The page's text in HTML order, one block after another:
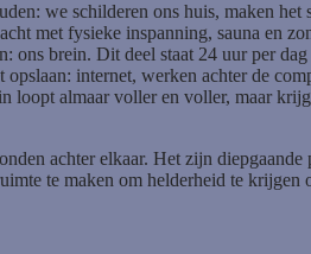
we schilderen ons huis, maken het
met fysieke inspanning, sauna en
ons brein. Dit deel staat 24 uur per
internet, werken achter de
loopt almaar voller en voller, maar
achter elkaar. Het zijn diepgaande
te maken om helderheid te krijgen